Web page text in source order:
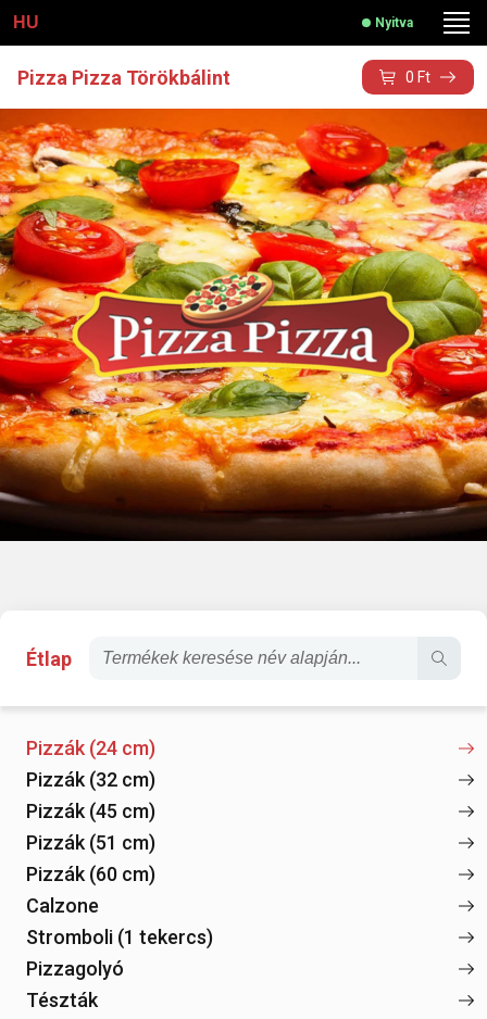
HU Nyitva
Pizza Pizza Törökbálint 0 Ft
Étlap
Pizzák (24 cm)
Pizzák (32 cm)
Pizzák (45 cm)
Pizzák (51 cm)
Pizzák (60 cm)
Calzone
Stromboli (1 tekercs)
Pizzagolyó
Tészták